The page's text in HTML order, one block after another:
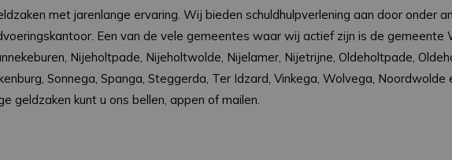
met jarenlange ervaring. Wij bieden schuldhulpverlening aan door onder
Een van de vele gemeentes waar wij actief zijn is de
Nijeholtpade, Nijeholtwolde, Nijelamer, Nijetrijne, Oldeholtpade,
Sonnega, Spanga, Steggerda, Ter Idzard, Vinkega, Wolvega, Noordwolde
geldzaken kunt u ons bellen, appen of mailen.